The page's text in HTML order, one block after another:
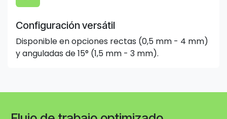
Configuración versátil
Disponible en opciones rectas (0,5 mm - 4 mm)
y anguladas de 15° (1,5 mm - 3 mm).